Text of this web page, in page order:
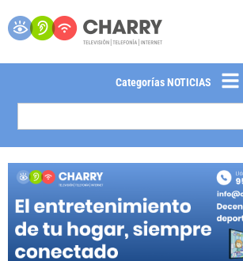
Categorías NOTICIAS